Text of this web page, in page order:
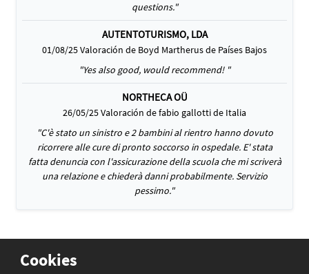
Cookies
questions."
AUTENTOTURISMO, LDA
01/08/25 Valoración de Boyd Martherus de Países Bajos
"Yes also good, would recommend! "
NORTHECA OÜ
26/05/25 Valoración de fabio gallotti de Italia
"C'è stato un sinistro e 2 bambini al rientro hanno dovuto
ricorrere alle cure di pronto soccorso in ospedale. E' stata
fatta denuncia con l'assicurazione della scuola che mi scriverà
una relazione e chiederà danni probabilmente. Servizio
pessimo."